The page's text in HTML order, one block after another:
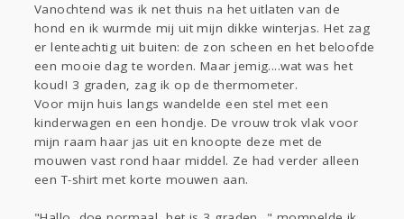
Vanochtend was ik net thuis na het uitlaten van de
hond en ik wurmde mij uit mijn dikke winterjas. Het zag
er lenteachtig uit buiten: de zon scheen en het beloofde
een mooie dag te worden. Maar jemig....wat was het
koud! 3 graden, zag ik op de thermometer.
Voor mijn huis langs wandelde een stel met een
kinderwagen en een hondje. De vrouw trok vlak voor
mijn raam haar jas uit en knoopte deze met de
mouwen vast rond haar middel. Ze had verder alleen
een T-shirt met korte mouwen aan.